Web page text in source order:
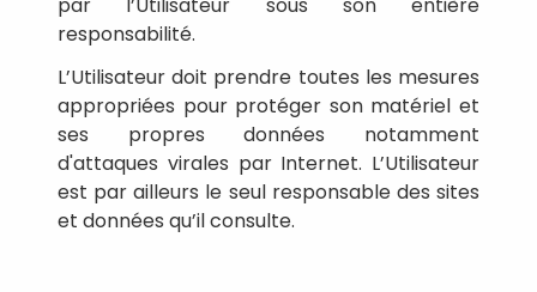
responsabilité.
L’Utilisateur doit prendre toutes les mesures
appropriées pour protéger son matériel et
ses propres données notamment
d'attaques virales par Internet. L’Utilisateur
est par ailleurs le seul responsable des sites
et données qu’il consulte.